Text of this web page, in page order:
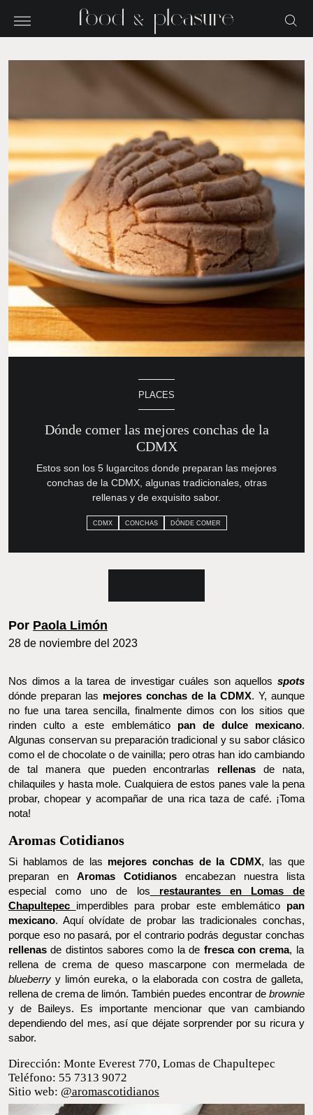
PLACES
Dónde comer las mejores conchas
de la CDMX
Estos son los 5 lugarcitos donde preparan las mejores
conchas de la CDMX, algunas tradicionales, otras rellenas
y de exquisito sabor.
CDMX CONCHAS DÓNDE COMER
Por Paola Limón
28 de noviembre del 2023
Nos dimos a la tarea de investigar cuáles son aquellos spots
dónde preparan lasmejores conchas de la CDMX. Y, aunque no
fue una tarea sencilla, finalmente dimos con los sitios que rinden
culto a este emblemáticopan de dulce mexicano. Algunas
conservan su preparación tradicional y su sabor clásico como el
de chocolate o de vainilla; pero otras han ido cambiando de tal
manera que pueden encontrarlasrellenasde nata, chilaquiles y
hasta mole. Cualquiera de estos panes vale la pena probar,
chopear y acompañar de una rica taza de café. ¡Toma nota!
Si hablamos de lasmejores conchas de la CDMX
preparan enAromas Cotidianosencabezan nuestra lista
especial como uno de losrestaurantes en Lomas de
Chapultepecimperdibles para probar este emblemático
pan
mexicano. Aquí olvídate de probar las tradicionales conchas,
porque eso no pasará, por el contrario podrás degustar conchas
rellenasde distintos sabores como la defresca con crema, la
rellena de crema de queso mascarpone con mermelada de
blueberryy limón eureka, o la elaborada con costra de galleta,
rellena de crema de limón. También puedes encontrar de brownie
y de Baileys. Es importante mencionar que van cambiando
dependiendo del mes, así que déjate sorprender por su ricura y
sabor.
Chapultepec
Teléfono: 55 7313 9072
Sitio web:@aromascotidianos